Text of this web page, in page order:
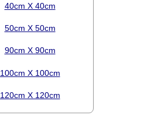
40cm X 40cm
50cm X 50cm
90cm X 90cm
100cm X 100cm
120cm X 120cm